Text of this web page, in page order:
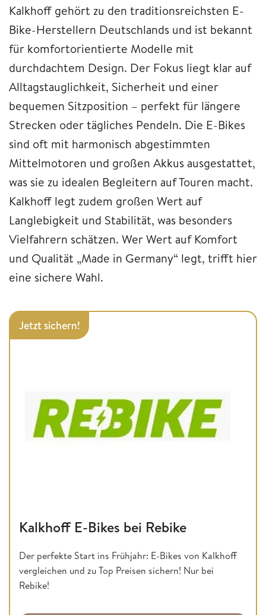
Kalkhoff gehört zu den traditionsreichsten E-
Bike-Herstellern Deutschlands und ist bekannt
für komfortorientierte Modelle mit
durchdachtem Design. Der Fokus liegt klar auf
Alltagstauglichkeit, Sicherheit und einer
bequemen Sitzposition – perfekt für längere
Strecken oder tägliches Pendeln. Die E-Bikes
sind oft mit harmonisch abgestimmten
Mittelmotoren und großen Akkus ausgestattet,
was sie zu idealen Begleitern auf Touren macht.
Kalkhoff legt zudem großen Wert auf
Langlebigkeit und Stabilität, was besonders
Vielfahrern schätzen. Wer Wert auf Komfort
und Qualität „Made in Germany“ legt, trifft hier
eine sichere Wahl.
Jetzt sichern!
Kalkhoff E-Bikes bei Rebike
Der perfekte Start ins Frühjahr: E-Bikes von Kalkhoff
vergleichen und zu Top Preisen sichern! Nur bei
Rebike!